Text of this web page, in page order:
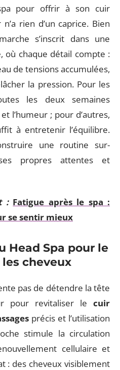
pour offrir à son cuir
rien d’un caprice. Bien
s’inscrit dans une
où chaque détail compte :
de tensions accumulées,
la pression. Pour les
les deux semaines
l’humeur ; pour d’autres,
à entretenir l’équilibre.
une routine sur-
propres attentes et
: Fatigue après le spa :
se sentir mieux
Head Spa pour le
cheveux
pas de détendre la tête
pour revitaliser le cuir
précis et l’utilisation
stimule la circulation
cellulaire et
: des cheveux visiblement